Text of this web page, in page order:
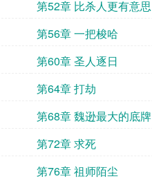
第52章 比杀人更有意思
第56章 一把梭哈
第60章 圣人逐日
第64章 打劫
第68章 魏逊最大的底牌
第72章 求死
第76章 祖师陌尘